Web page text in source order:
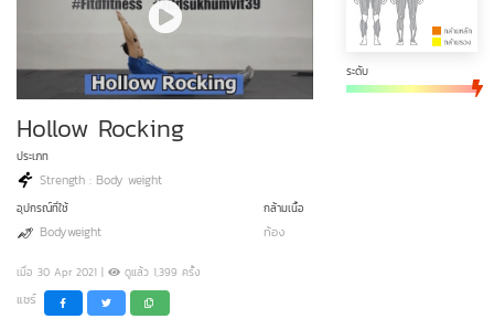
ระดับ
Hollow Rocking
ประเภท
Strength : Body weight
อุปกรณ์ที่ใช้
Bodyweight
กล้ามเนื้อ
ท้อง
เมื่อ 30 Apr 2021 | ดูแล้ว 1,399 ครั้ง
แชร์